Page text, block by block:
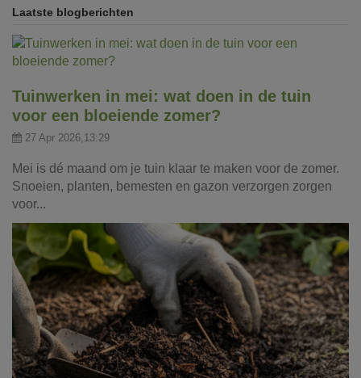
Laatste blogberichten
Tuinwerken in mei: wat doen in de tuin
voor een bloeiende zomer?
27 Apr 2026,13:29
Mei is dé maand om je tuin klaar te maken voor de zomer.
Snoeien, planten, bemesten en gazon verzorgen zorgen
voor...